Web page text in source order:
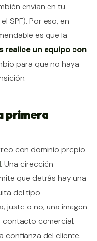
envían en tu
SPF). Por eso, en
es que la
realice un equipo con
para que no haya
primera
con dominio propio
. Una dirección
que detrás hay una
del tipo
justo o no, una imagen
contacto comercial,
confianza del cliente.